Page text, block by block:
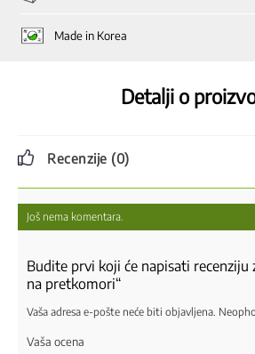
Made in Korea
Detalji o
Recenzije (0)
Još nema komentara.
Budite prvi koji će napisati recenziju
na pretkomori“
Vaša adresa e-pošte neće biti objavljena.
Vaša ocena